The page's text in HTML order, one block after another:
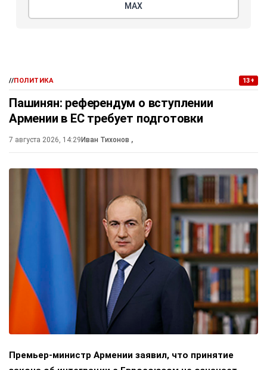
МАХ
//ПОЛИТИКА 13+
Пашинян: референдум о вступлении
Армении в ЕС требует подготовки
7 августа 2026, 14:29 Иван Тихонов ,
Премьер-министр Армении заявил, что принятие